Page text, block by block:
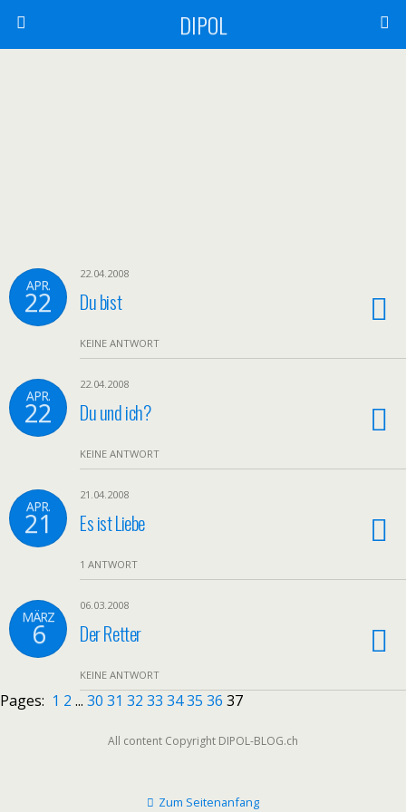
DIPOL
APR.
22
22.04.2008
Du bist
KEINE ANTWORT
APR.
22
22.04.2008
Du und ich?
KEINE ANTWORT
APR.
21
21.04.2008
Es ist Liebe
1 ANTWORT
MÄRZ
6
06.03.2008
Der Retter
KEINE ANTWORT
Pages: 1 2 ... 30 31 32 33 3435 36 37
All content Copyright DIPOL-BLOG.ch
Zum Seitenanfang